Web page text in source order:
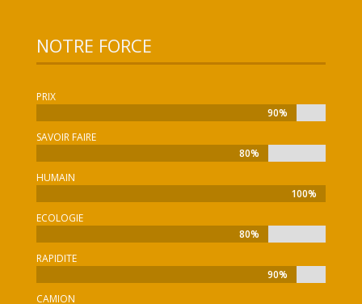
NOTRE FORCE
PRIX
90%
90%
SAVOIR FAIRE
80%
80%
HUMAIN
100%
100%
ECOLOGIE
80%
80%
RAPIDITE
90%
90%
CAMION